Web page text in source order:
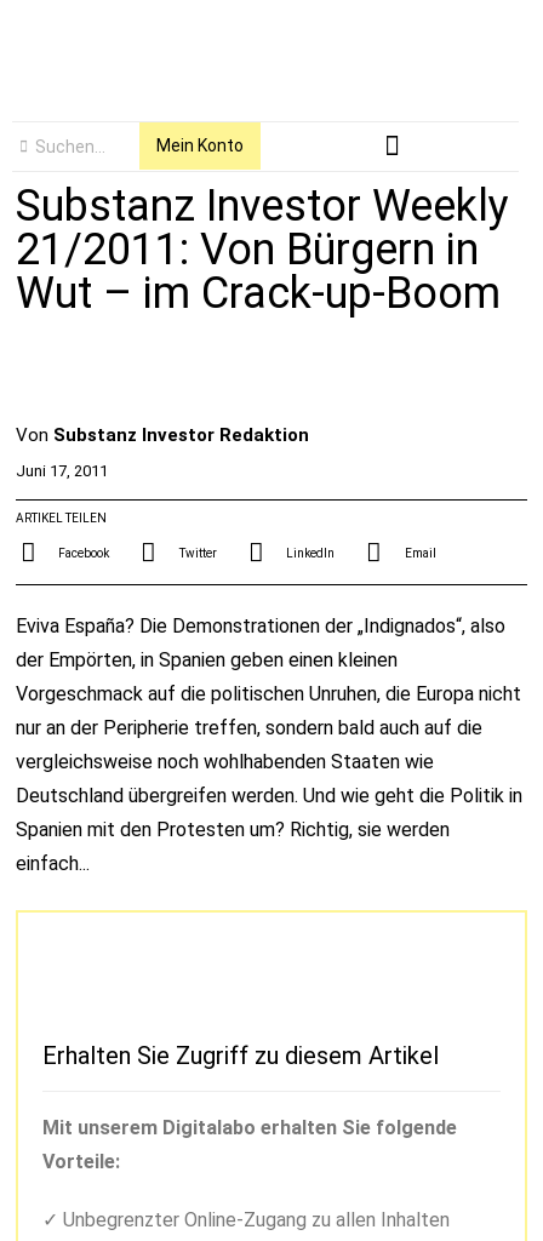
Mein Konto
Substanz Investor Weekly
21/2011: Von Bürgern in
Wut – im Crack-up-Boom
Von Substanz Investor Redaktion
Juni 17, 2011
ARTIKEL TEILEN
Facebook Twitter LinkedIn Email
Eviva España? Die Demonstrationen der „Indignados“, also
der Empörten, in Spanien geben einen kleinen
Vorgeschmack auf die politischen Unruhen, die Europa nicht
nur an der Peripherie treffen, sondern bald auch auf die
vergleichsweise noch wohlhabenden Staaten wie
Deutschland übergreifen werden. Und wie geht die Politik in
Spanien mit den Protesten um? Richtig, sie werden
einfach...
Erhalten Sie Zugriff zu diesem Artikel
Mit unserem Digitalabo erhalten Sie folgende
Vorteile:
Unbegrenzter Online-Zugang zu allen Inhalten